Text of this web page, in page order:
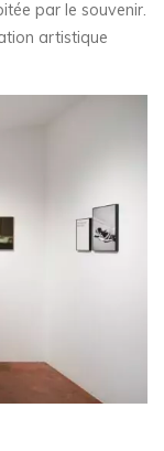
par le souvenir.
artistique